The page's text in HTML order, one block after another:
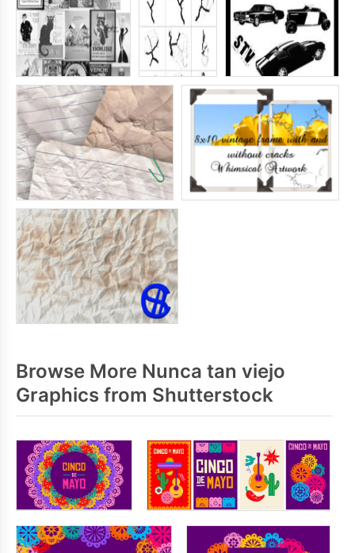
Browse More Nunca tan viejo
Graphics from Shutterstock